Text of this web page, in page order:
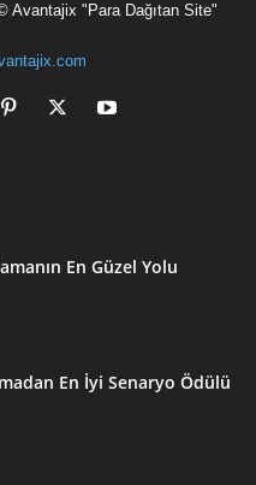
Avantajix "Para Dağıtan Site"
En Güzel Yolu
En İyi Senaryo Ödülü